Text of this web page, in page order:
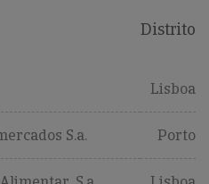
Distrito
Lisboa
S.a. Porto